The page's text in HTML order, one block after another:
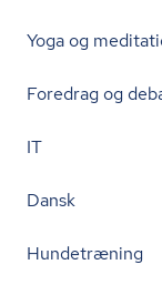
Yoga og
Foredrag og
IT
Dansk
Hundetræning